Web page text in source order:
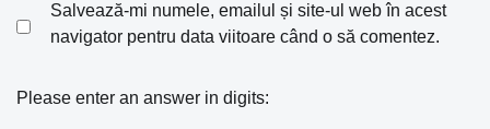
Salvează-mi numele, emailul și site-ul web în acest
navigator pentru data viitoare când o să comentez.
Please enter an answer in digits: